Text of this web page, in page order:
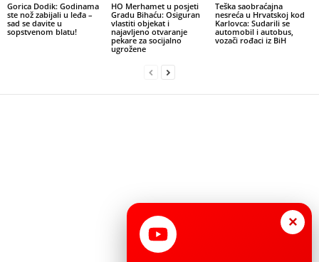
Gorica Dodik: Godinama
ste nož zabijali u leđa –
sad se davite u
sopstvenom blatu!
HO Merhamet u posjeti
Gradu Bihaću: Osiguran
vlastiti objekat i
najavljeno otvaranje
pekare za socijalno
ugrožene
Teška saobraćajna
nesreća u Hrvatskoj kod
Karlovca: Sudarili se
automobil i autobus,
vozači rođaci iz BiH
×